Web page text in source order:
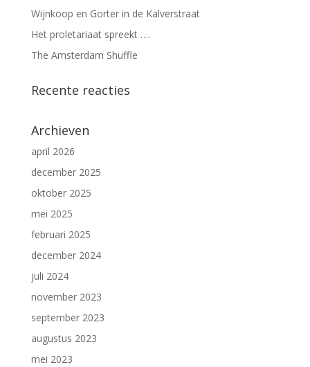
Wijnkoop en Gorter in de Kalverstraat
Het proletariaat spreekt ….
The Amsterdam Shuffle
Recente reacties
Archieven
april 2026
december 2025
oktober 2025
mei 2025
februari 2025
december 2024
juli 2024
november 2023
september 2023
augustus 2023
mei 2023